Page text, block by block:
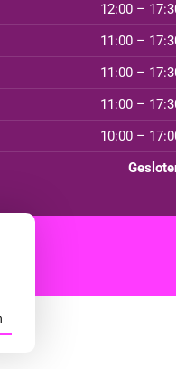
12:00 –
11:00 –
11:00 –
11:00 –
10:00 –